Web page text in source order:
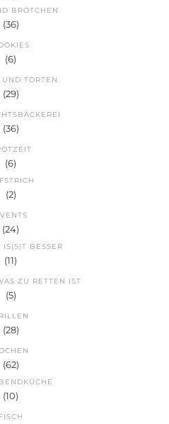
BRÖTCHEN
(36)
(6)
TORTEN
(29)
(36)
(6)
(2)
(24)
IS(S)T BESSER
(11)
ZU RETTEN IST
(5)
(28)
(62)
(10)
FISCH